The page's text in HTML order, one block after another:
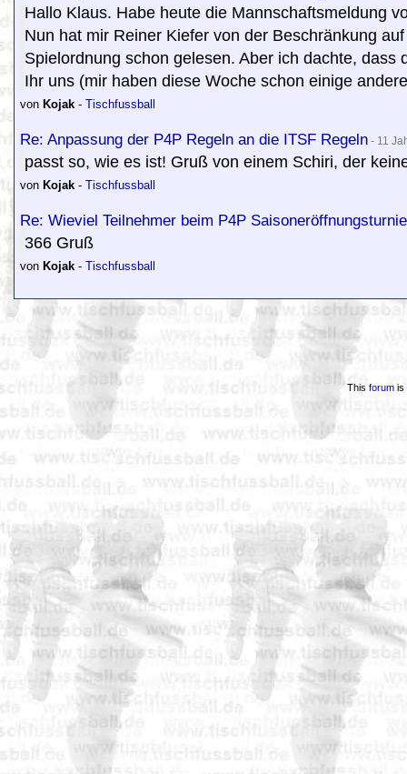
Hallo Klaus. Habe heute die Mannschaftsmeldung
Nun hat mir Reiner Kiefer von der Beschränkung
Spielordnung schon gelesen. Aber ich dachte,
Ihr uns (mir haben diese Woche schon einige
von Kojak - Tischfussball
Re: Anpassung der P4P Regeln an die ITSF Regeln - 11
passt so, wie es ist! Gruß von einem Schiri, der
von Kojak - Tischfussball
Re: Wieviel Teilnehmer beim P4P
366 Gruß
von Kojak - Tischfussball
This forumis